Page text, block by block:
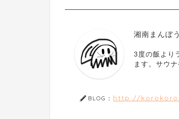
湘南まんぼう
3度の飯より
ます。サウ
BLOG： http://